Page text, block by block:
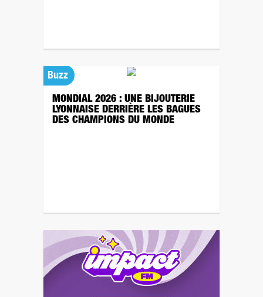
Buzz
MONDIAL 2026 : UNE BIJOUTERIE
LYONNAISE DERRIÈRE LES BAGUES
DES CHAMPIONS DU MONDE